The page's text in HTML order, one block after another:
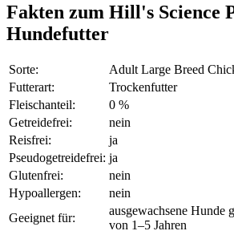
Fakten zum Hill's Science
Hundefutter
Sorte:
Adult Large Breed
Futterart:
Trockenfutter
Fleischanteil:
0 %
Getreidefrei:
nein
Reisfrei:
ja
Pseudogetreidefrei: ja
Glutenfrei:
nein
Hypoallergen:
nein
Geeignet für:
ausgewachsene Hunde
von 1–5 Jahren